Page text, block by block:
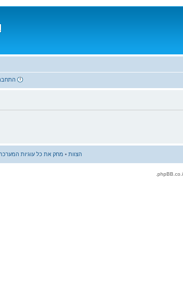
הצוות • מחק את כל עוגיות